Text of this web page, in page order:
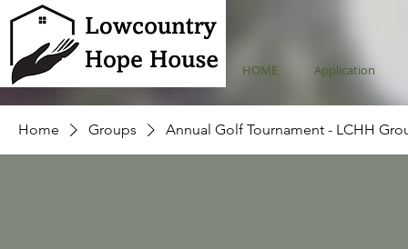
HOME Application
Home Groups Annual Golf Tournament - LCHH